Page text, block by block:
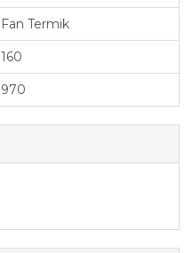
Fan Termik
160
970